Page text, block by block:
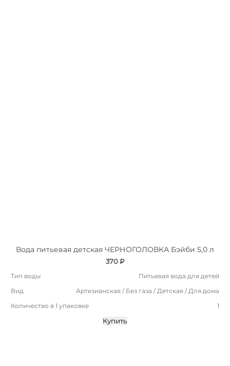
Вода питьевая детская ЧЕРНОГОЛОВКА Бэйби 5,0 л
370 ₽
Тип воды
Питьевая вода для детей
Вид
Артезианская / Без газа / Детская / Для дома
Количество в 1 упаковке
1
Купить